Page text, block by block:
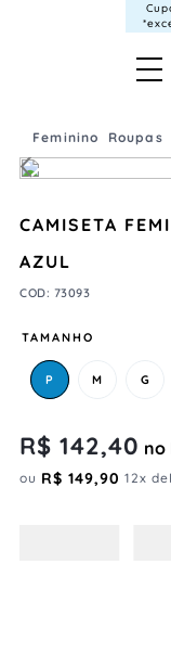
Feminino Roupas
CAMISETA
AZUL
COD: 73093
TAMANHO
P M G
R$ 142,40 no
ou R$ 149,90 12x de